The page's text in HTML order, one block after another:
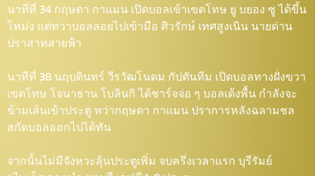
นาทีที่ 34 กฤษดา กาแมน เปิดบอลเข้าเขตโทษ ยู บยอง ซู ได้ขึ้น
โหม่ง แต่ทว่าบอลลอยไปเข้ามือ ศิวรักษ์ เทศสูงเนิน นายด่าน
ปราสาทสายฟ้า
นาทีที่ 38 นฤบดินทร์ วีรวัฒโนดม กัปตันทีม เปิดบอลทางฝั่งขวา
เขตโทษ โจนาธาน โบลินกิ ได้ชาร์จจ่อ ๆ บอลเด้งพื้น กำลังจะ
ข้ามเส้นเข้าประตู ทว่ากฤษดา กาแมน ปราการหลังฉลามชล
สกัดบอลออกไปได้ทัน
จากนั้นไม่มีจังหวะลุ้นประตูเพิ่ม จบครึ่งเวลาแรก บุรีรัมย์